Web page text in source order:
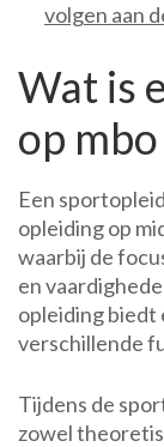
volgen aan
Wat is
op
Een
opleiding op
waarbij de
en
opleiding biedt
verschillende
Tijdens de
zowel